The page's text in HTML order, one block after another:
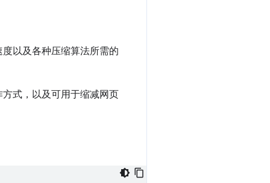
以及各种压缩算法所需的
式，以及可用于缩减网页